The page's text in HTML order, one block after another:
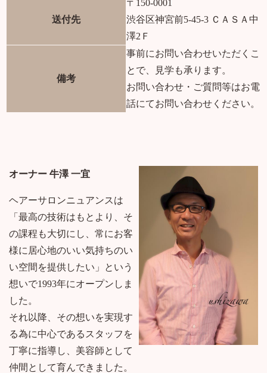
送付先
〒150-0001
渋谷区神宮前5-45-3 ＣＡＳＡ中
澤2Ｆ
備考
事前にお問い合わせいただくこ
とで、見学も承ります。
お問い合わせ・ご質問等はお電
話にてお問い合わせください。
オーナー 牛澤 一宜
ヘアーサロンニュアンスは
「最高の技術はもとより、そ
の課程も大切にし、常にお客
様に居心地のいい気持ちのい
い空間を提供したい」という
想いで1993年にオープンしま
した。
それ以降、その想いを実現す
る為に中心であるスタッフを
丁寧に指導し、美容師として
仲間として育んできました。